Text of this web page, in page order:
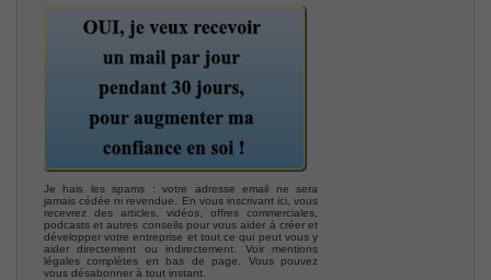
Je hais les spams : votre adresse email ne sera
jamais cédée ni revendue. En vous inscrivant ici, vous
recevrez des articles, vidéos, offres commerciales,
podcasts et autres conseils pour vous aider à créer et
développer votre entreprise et tout ce qui peut vous y
aider directement ou indirectement. Voir mentions
légales complètes en bas de page. Vous pouvez
vous désabonner à tout instant.